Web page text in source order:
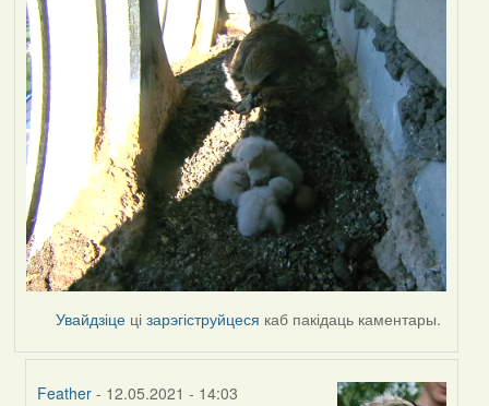
Увайдзіце цізарэгіструйцеся каб пакідаць каментары.
Feather - 12.05.2021 - 14:03